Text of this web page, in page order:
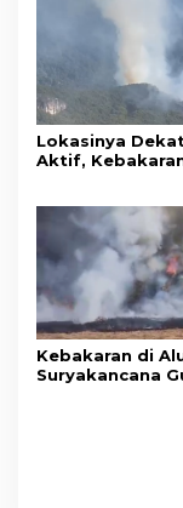
Lokasinya
Aktif,
Pangrango
Kebakaran di
Suryakancana